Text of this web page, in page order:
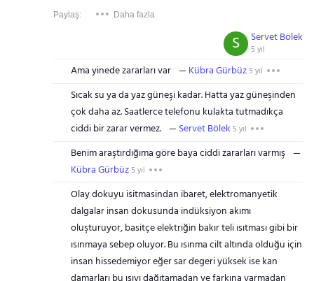
Paylaş: Daha fazla
Servet Bölek
5 yıl
S
Ama yinede zararları var Kübra Gürbüz5 yıl
Sıcak su ya da yaz güneşi kadar. Hatta yaz güneşinden
çok daha az. Saatlerce telefonu kulakta tutmadıkça
ciddi bir zarar vermez.
Servet Bölek 5 yıl
Benim araştırdığıma göre baya ciddi zararları varmış
Kübra Gürbüz5 yıl
Olay dokuyu isitmasindan ibaret, elektromanyetik
dalgalar insan dokusunda indüksiyon akımı
oluşturuyor, basitçe elektriğin bakır teli ısıtması gibi bir
ısınmaya sebep oluyor. Bu ısınma cilt altında olduğu için
insan hissedemiyor eğer sar degeri yüksek ise kan